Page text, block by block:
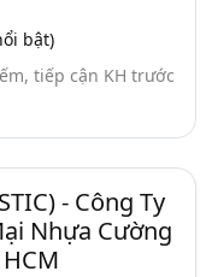
Ninh
Huế
Giang
Tiền Giang
bật)
tiếp cận KH trước
- Công Ty
Nhựa Cường